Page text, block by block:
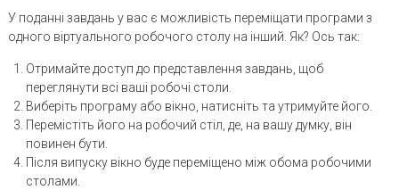
У поданні завдань у вас є можливість переміщати програми з
одного віртуального робочого столу на інший. Як? Ось так:
Отримайте доступ до представлення завдань, щоб
переглянути всі ваші робочі столи.
Виберіть програму або вікно, натисніть та утримуйте його.
Перемістіть його на робочий стіл, де, на вашу думку, він
повинен бути.
Після випуску вікно буде переміщено між обома робочими
столами.